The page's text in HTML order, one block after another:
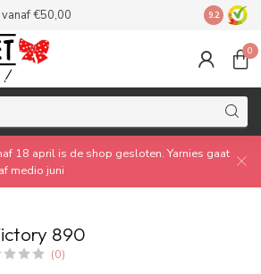
vanaf €50,00 Made by
9.2
0
18 april is de shop gesloten. Yarnies gaat
medio juni
890
(0)